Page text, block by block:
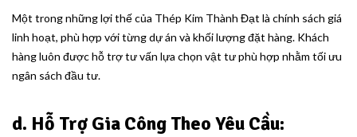
Một trong những lợi thế của Thép Kim Thành Đạt là chính sách giá
linh hoạt, phù hợp với từng dự án và khối lượng đặt hàng. Khách
hàng luôn được hỗ trợ tư vấn lựa chọn vật tư phù hợp nhằm tối ưu
ngân sách đầu tư.
d. Hỗ Trợ Gia Công Theo Yêu Cầu: